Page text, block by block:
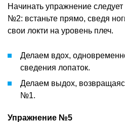
Начинать упражнение
№2: встаньте прямо, сведя
свои локти на уровень плеч.
Делаем вдох,
сведения лопаток.
Делаем выдох,
№1.
Упражнение №5